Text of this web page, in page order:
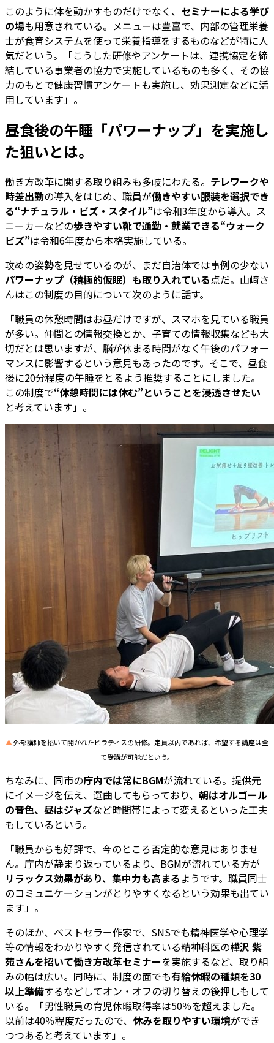
このように体を動かすものだけでなく、 セミナーによる学び
の場も用意されている。メニューは豊富で、内部の管理栄養
士が食育システムを使って栄養指導をするものなどが特に人
気だという。「こうした研修やアンケートは、連携協定を締
結している事業者の協力で実施しているものも多く、その協
力のもとで健康習慣アンケートも実施し、効果測定などに活
用しています」。
昼食後の午睡「パワーナップ」を実施し
た狙いとは。
働き方改革に関する取り組みも多岐にわたる。 テレワークや
時差出勤の導入をはじめ、職員が働きやすい服装を選択でき
る“ナチュラル・ビズ・スタイル”は令和3年度から導入。ス
ニーカーなどの歩きやすい靴で通勤・就業できる“ウォーク
ビズ”は令和6年度から本格実施している。
攻めの姿勢を見せているのが、まだ自治体では事例の少ない
パワーナップ（積極的仮眠）も取り入れている点だ。山﨑さ
んはこの制度の目的について次のように話す。
「職員の休憩時間はお昼だけですが、スマホを見ている職員
が多い。仲間との情報交換とか、子育ての情報収集なども大
切だとは思いますが、脳が休まる時間がなく午後のパフォー
マンスに影響するという意見もあったのです。そこで、昼食
後に20分程度の午睡をとるよう推奨することにしました。
この制度で“休憩時間には休む”ということを浸透させたい
と考えています」。
▲外部講師を招いて開かれたピラティスの研修。定員以内であれば、希望する講座は全
て受講が可能だという。
ちなみに、同市の庁内では常にBGMが流れている。提供元
にイメージを伝え、選曲してもらっており、 朝はオルゴール
の音色、昼はジャズなど時間帯によって変えるといった工夫
もしているという。
「職員からも好評で、今のところ否定的な意見はありませ
ん。庁内が静まり返っているより、BGMが流れている方が
リラックス効果があり、集中力も高まるようです。職員同士
のコミュニケーションがとりやすくなるという効果も出てい
ます」。
そのほか、ベストセラー作家で、SNSでも精神医学や心理学
等の情報をわかりやすく発信されている精神科医の樺沢 紫
苑さんを招いて働き方改革セミナーを実施するなど、取り組
みの幅は広い。同時に、制度の面でも有給休暇の種類を30
以上準備するなどしてオン・オフの切り替えの後押しもして
いる。「男性職員の育児休暇取得率は50％を超えました。
以前は40％程度だったので、 休みを取りやすい環境ができ
つつあると考えています」。